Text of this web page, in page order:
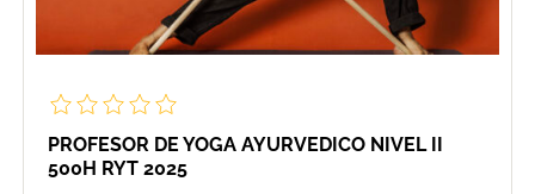
PROFESOR DE YOGA AYURVEDICO NIVEL II
500H RYT 2025